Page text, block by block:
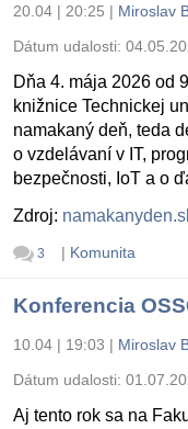
20.04 | 20:25 | Miroslav
Dátum udalosti:
Dňa 4. mája 2026 od
knižnice Technickej
namakaný deň, teda
o vzdelávaní v IT,
bezpečnosti, IoT a o
Zdroj:
3 | Komunita
Konferencia
10.04 | 19:03 | Miroslav
Dátum udalosti:
Aj tento rok sa na